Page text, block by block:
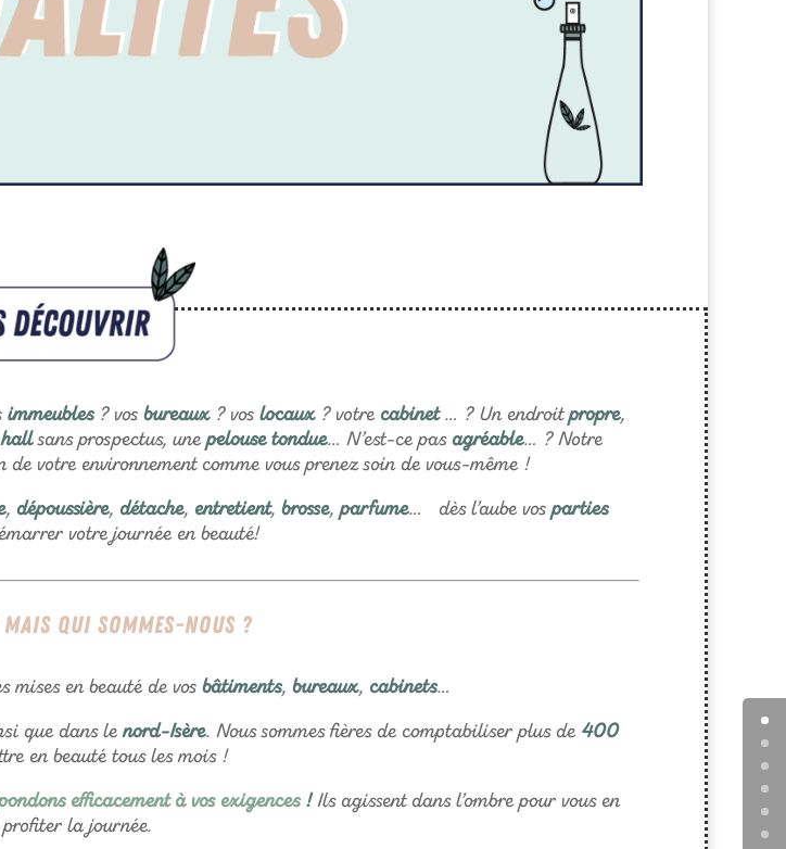
immeubles? vos bureaux? vos locaux? votre cabinet… ? Un endroitpropre,
hall sans prospectus, unepelouse tondue… N’est-ce pas agréable… ? Notre
votre environnement comme vous prenez soin de vous-même !
, dépoussière, détache, entretient, brosse,parfume… dès l’aube vosparties
votre journée en beauté!
qui sommes-nous ?
mises en beauté de vos bâtiments, bureaux, cabinets…
que dans lenord-Isère. Nous sommes fières de comptabiliser plus de 400
en beauté tous les mois !
efficacement à vos exigences! Ils agissent dans l’ombre pour vous en
la journée.